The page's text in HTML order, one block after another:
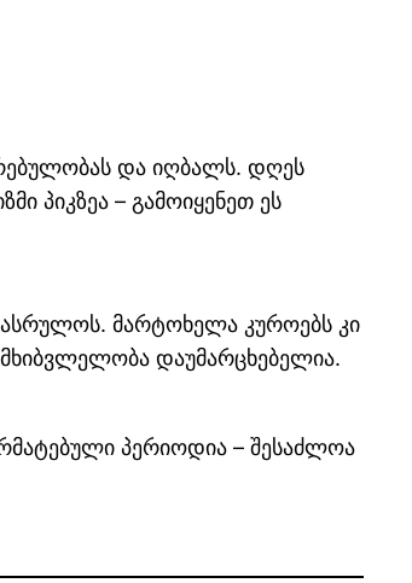
და იღბალს. დღეს
პიკზეა – გამოიყენეთ ეს
მარტოხელა კუროებს კი
დაუმარცხებელია.
პერიოდია – შესაძლოა